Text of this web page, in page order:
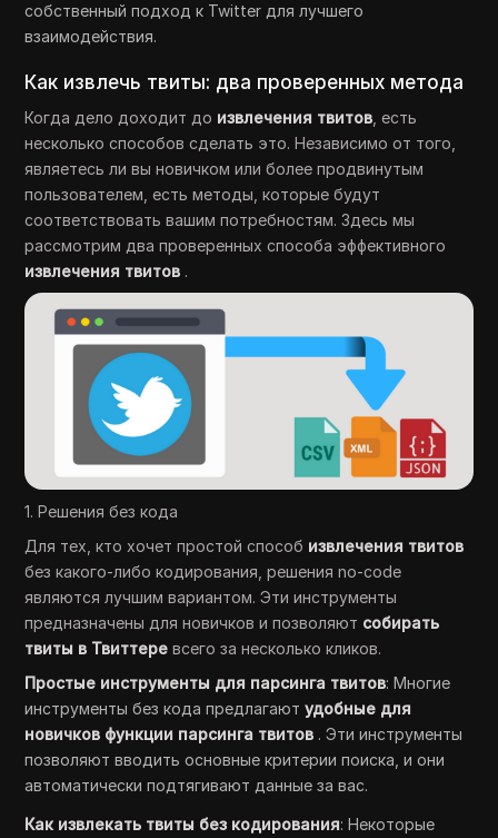
собственный подход к Twitter для лучшего
взаимодействия.
Как извлечь твиты: два проверенных метода
Когда дело доходит до извлечения твитов , есть
несколько способов сделать это. Независимо от того,
являетесь ли вы новичком или более продвинутым
пользователем, есть методы, которые будут
соответствовать вашим потребностям. Здесь мы
рассмотрим два проверенных способа эффективного
извлечения твитов .
1. Решения без кода
Для тех, кто хочет простой способ извлечения твитов
без какого-либо кодирования, решения no-code
являются лучшим вариантом. Эти инструменты
предназначены для новичков и позволяют собирать
твиты в Твиттере всего за несколько кликов.
Простые инструменты для парсинга твитов: Многие
инструменты без кода предлагаютудобные для
новичков функции парсинга твитов . Эти инструменты
позволяют вводить основные критерии поиска, и они
автоматически подтягивают данные за вас.
Как извлекать твиты без кодирования: Некоторые